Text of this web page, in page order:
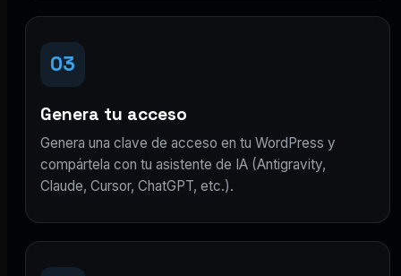
03
Genera tu acceso
Genera una clave de acceso en tu WordPress y
compártela con tu asistente de IA (Antigravity,
Claude, Cursor, ChatGPT, etc.).